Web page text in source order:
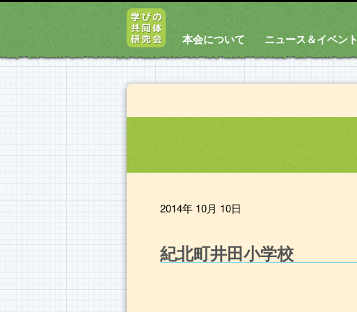
本会について ニュース＆イベント
2014年 10月 10日
紀北町井田小学校